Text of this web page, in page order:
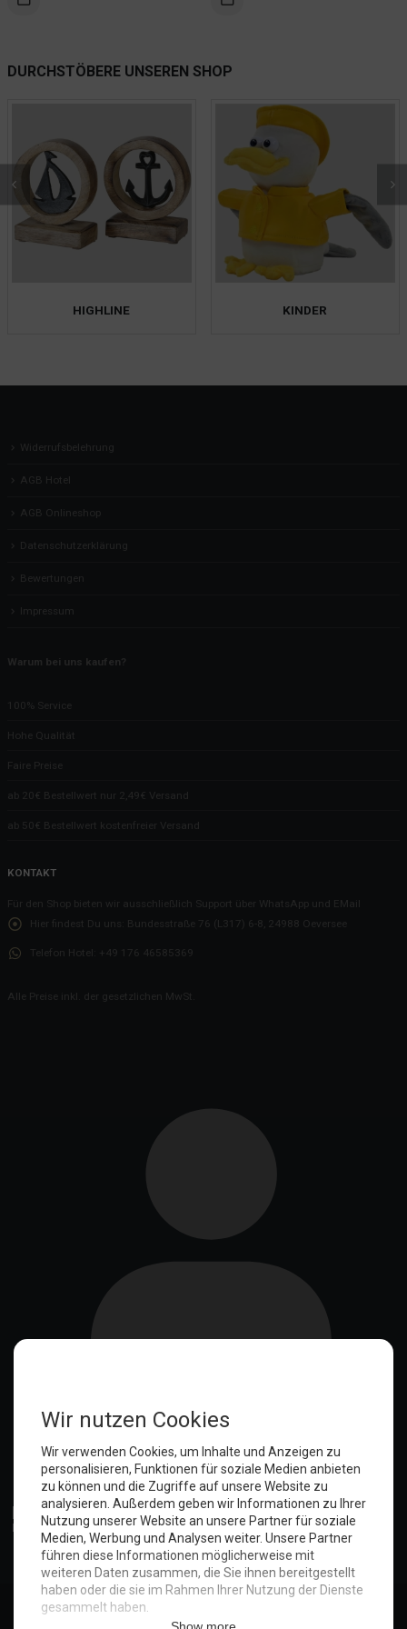
DURCHSTÖBERE UNSEREN SHOP
HIGHLINE KINDER
Widerrufsbelehrung
AGB Hotel
AGB Onlineshop
Datenschutzerklärung
Bewertungen
Impressum
Warum bei uns kaufen?
100% Service
Hohe Qualität
Faire Preise
ab 20€ Bestellwert nur 2,49€ Versand
ab 50€ Bestellwert kostenfreier Versand
KONTAKT
Für den Shop bieten wir ausschließlich Support über WhatsApp und EMail
Hier findest Du uns:
Bundesstraße 76 (L317) 6-8, 24988 Oeversee
Telefon Hotel: +49 176 46585369
Alle Preise inkl. der gesetzlichen MwSt.
© Copyright 2025. Hotel Seeblick | Maritim Shop